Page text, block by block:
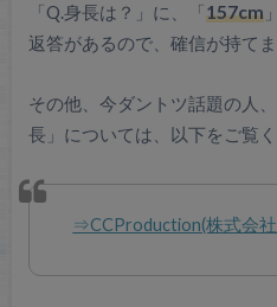
「Q.身長は？」に、「157cm
返答があるので、確信が持てま
その他、今ダントツ話題の人
長」については、以下をご覧く
⇒CCProduction(株式会